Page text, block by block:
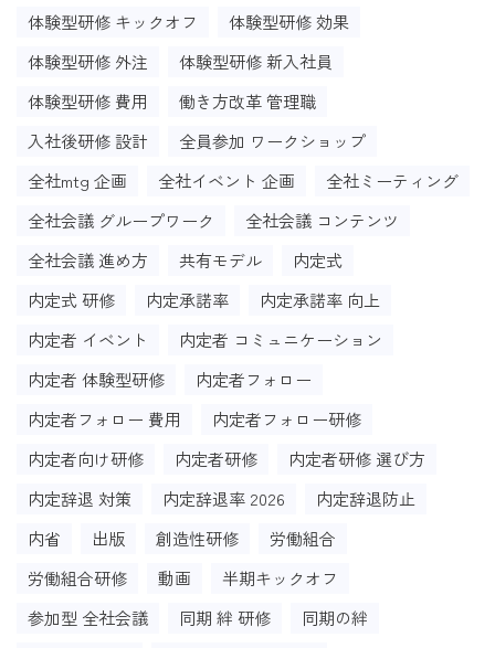
体験型研修 キックオフ
体験型研修 効果
体験型研修 外注
体験型研修 新入社員
体験型研修 費用
働き方改革 管理職
入社後研修 設計
全員参加 ワークショップ
全社mtg 企画
全社イベント 企画
全社ミーティング
全社会議 グループワーク
全社会議 コンテンツ
全社会議 進め方
共有モデル
内定式
内定式 研修
内定承諾率
内定承諾率 向上
内定者 イベント
内定者 コミュニケーション
内定者 体験型研修
内定者フォロー
内定者フォロー 費用
内定者フォロー研修
内定者向け研修
内定者研修
内定者研修 選び方
内定辞退 対策
内定辞退率 2026
内定辞退防止
内省
出版 創造性研修
労働組合
労働組合研修
動画
半期キックオフ
参加型 全社会議
同期 絆 研修
同期の絆